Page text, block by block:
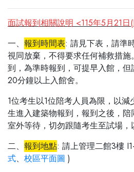
面試報到相關說明 <115年5月21日
一、 報到時間表: 請見下表 ，請準
視同放棄，不得要求任何補救措
到，為準時報到，可提早入館，
20分鐘以上入館舍。
1位考生以1位陪考人員為限，以
生進入建築物報到，報到之後，
室外等待，切勿跟隨考生至試場，
二、 報到地點: 請上管理二館3樓
式、 校區平面圖 )